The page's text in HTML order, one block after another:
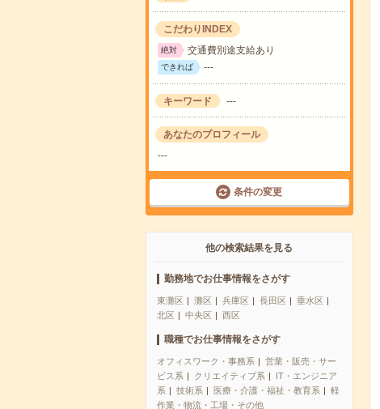
こだわりINDEX
絶対 交通費別途支給あり
できれば ---
キーワード ---
あなたのプロフィール
---
条件の変更
他の検索結果を見る
勤務地でお仕事情報をさがす
東灘区 灘区 兵庫区 長田区
垂水区
北区
中央区 西区
職種でお仕事情報をさがす
オフィスワーク・事務系
営業・販売・サー
ビス系
クリエイティブ系
IT・エンジニア
系
技術系 医療・介護・福祉・教育系
軽
作業・物流・工場・その他